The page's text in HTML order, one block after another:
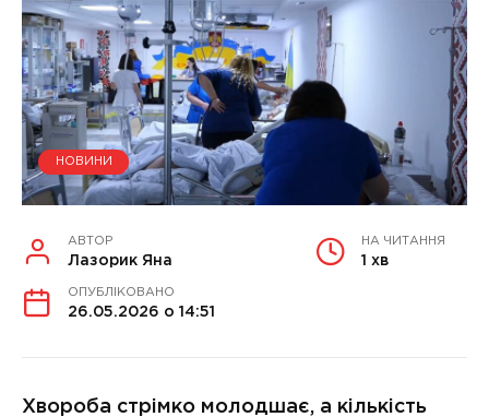
НОВИНИ
АВТОР
Лазорик Яна
НА ЧИТАННЯ
1 хв
ОПУБЛІКОВАНО
26.05.2026 о 14:51
Хвороба стрімко молодшає, а кількість